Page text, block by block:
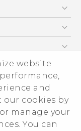
website
and
our cookies by
manage your
You can